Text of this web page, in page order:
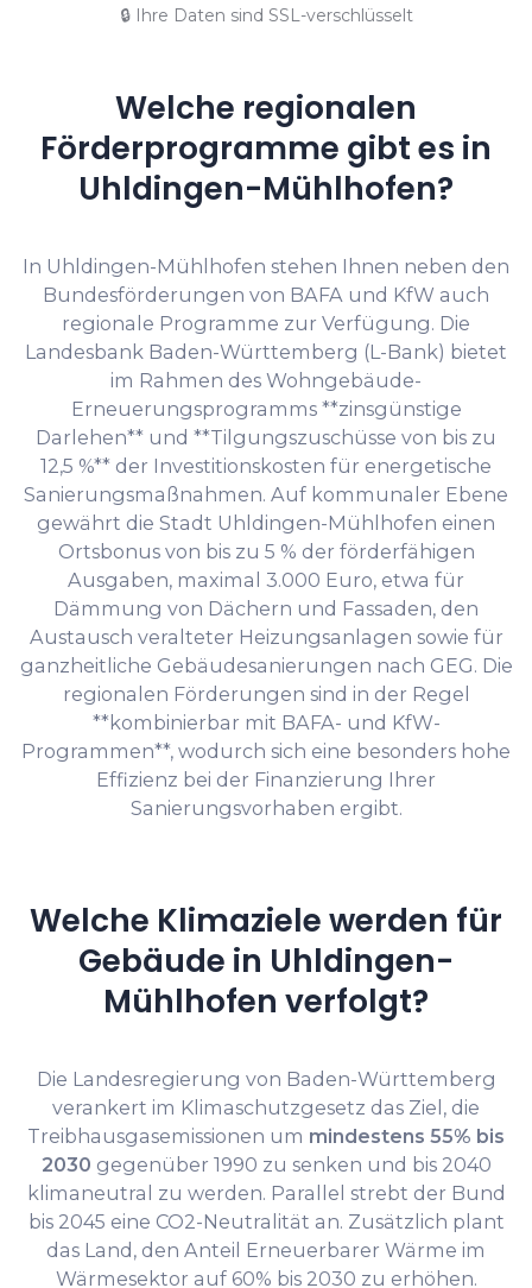
🔒 Ihre Daten sind SSL-verschlüsselt
Welche regionalen
Förderprogramme gibt es in
Uhldingen-Mühlhofen?
In Uhldingen-Mühlhofen stehen Ihnen neben den
Bundesförderungen von BAFA und KfW auch
regionale Programme zur Verfügung. Die
Landesbank Baden-Württemberg (L-Bank) bietet
im Rahmen des Wohngebäude-
Erneuerungsprogramms **zinsgünstige
Darlehen** und **Tilgungszuschüsse von bis zu
12,5 %** der Investitionskosten für energetische
Sanierungsmaßnahmen. Auf kommunaler Ebene
gewährt die Stadt Uhldingen-Mühlhofen einen
Ortsbonus von bis zu 5 % der förderfähigen
Ausgaben, maximal 3.000 Euro, etwa für
Dämmung von Dächern und Fassaden, den
Austausch veralteter Heizungsanlagen sowie für
ganzheitliche Gebäudesanierungen nach GEG. Die
regionalen Förderungen sind in der Regel
**kombinierbar mit BAFA- und KfW-
Programmen**, wodurch sich eine besonders hohe
Effizienz bei der Finanzierung Ihrer
Sanierungsvorhaben ergibt.
Welche Klimaziele werden für
Gebäude in Uhldingen-
Mühlhofen verfolgt?
Die Landesregierung von Baden-Württemberg
verankert im Klimaschutzgesetz das Ziel, die
Treibhausgasemissionen um mindestens 55% bis
2030 gegenüber 1990 zu senken und bis 2040
klimaneutral zu werden. Parallel strebt der Bund
bis 2045 eine CO2-Neutralität an. Zusätzlich plant
das Land, den Anteil Erneuerbarer Wärme im
Wärmesektor auf 60% bis 2030 zu erhöhen.